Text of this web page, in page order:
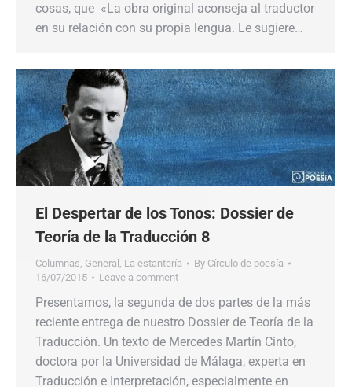
cosas, que «La obra original aconseja al traductor
en su relación con su propia lengua. Le sugiere…
El Despertar de los Tonos: Dossier de
Teoría de la Traducción 8
Columnas, General , La estantería By Círculo de poesía
16/07/2015
Leave a comment
Presentamos, la segunda de dos partes de la más
reciente entrega de nuestro Dossier de Teoría de la
Traducción. Un texto de Mercedes Martín Cinto,
doctora por la Universidad de Málaga, experta en
Traducción e Interpretación, especialmente en